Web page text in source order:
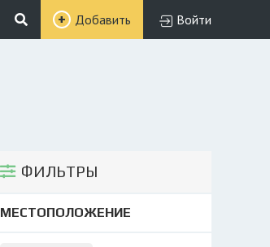
Добавить Войти
ФИЛЬТРЫ
МЕСТОПОЛОЖЕНИЕ